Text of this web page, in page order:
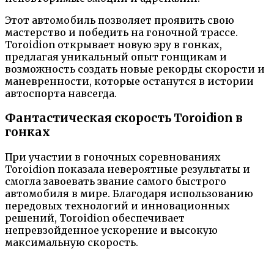
Этот автомобиль позволяет проявить свою
мастерство и победить на гоночной трассе.
Toroidion открывает новую эру в гонках,
предлагая уникальный опыт гонщикам и
возможность создать новые рекорды скорости и
маневренности, которые останутся в истории
автоспорта навсегда.
Фантастическая скорость Toroidion в
гонках
При участии в гоночных соревнованиях
Toroidion показала невероятные результаты и
смогла завоевать звание самого быстрого
автомобиля в мире. Благодаря использованию
передовых технологий и инновационных
решений, Toroidion обеспечивает
непревзойденное ускорение и высокую
максимальную скорость.